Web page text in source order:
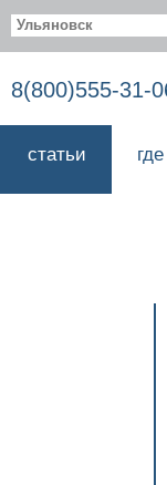
Ульяновск
8(800)555-31-
статьи